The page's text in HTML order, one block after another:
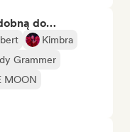
do…
Kimbra
Grammer
MOON